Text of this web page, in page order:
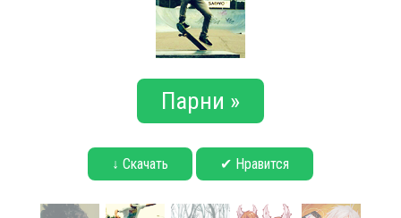
Парни »
↓ Скачать ✔ Нравится